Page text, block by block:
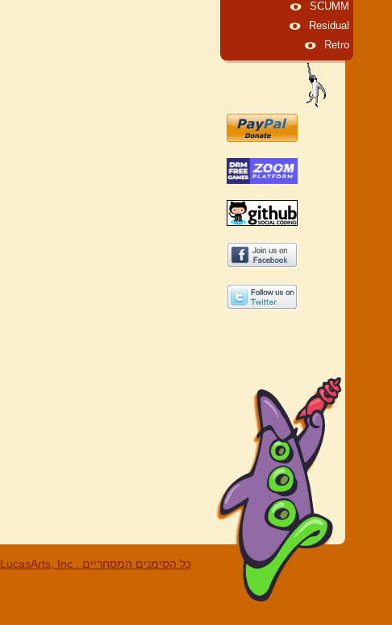
SCUMM
Residual
Retro
LucasArts, Inc . כל הסימנים המסחריים